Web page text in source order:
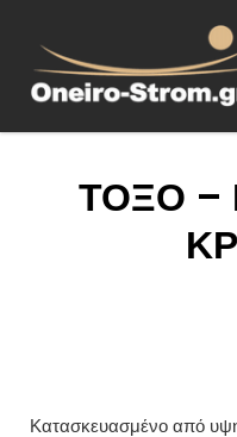
ΤΟΞΟ –
Κατασκευασμένο από